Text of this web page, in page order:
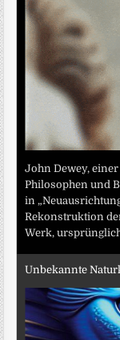
John Dewey,
Philosophen und
in
Rekonstruktion
Werk,
Unbekannte